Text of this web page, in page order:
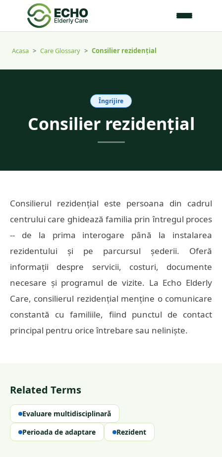
Acasa > Care Glossary > Consilier rezidențial
Îngrijire
Consilier rezidențial
Consilierul rezidențial este persoana din cadrul
centrului care ghidează familia prin întregul proces
-- de la prima interogare până la instalarea
rezidentului și pe parcursul șederii. Oferă
informații despre servicii, costuri, documente
necesare și programul de vizite. La Echo Elderly
Care, consilierul rezidențial menține o comunicare
constantă cu familiile, fiind punctul de contact
principal pentru orice întrebare sau neliniște.
Related Terms
Evaluare multidisciplinară
Perioada de adaptare
Rezident